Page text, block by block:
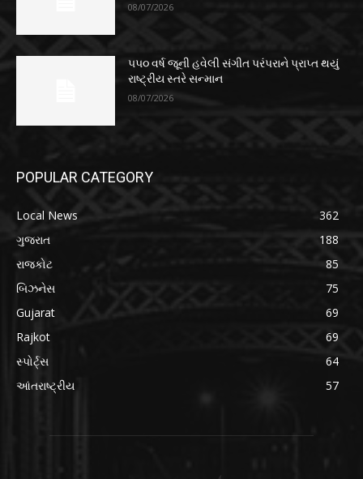
08/07/2026
૫૫૦ વર્ષ જૂની હવેલી સંગીત પરંપરાને પ્રાપ્ત થયું
રાષ્ટ્રીય સ્તરે સન્માન
08/07/2026
POPULAR CATEGORY
Local News
362
ગુજરાત
188
રાજકોટ
85
બિઝનેસ
75
Gujarat
69
Rajkot
69
સ્પોર્ટ્સ
64
આંતરાષ્ટ્રીય
57